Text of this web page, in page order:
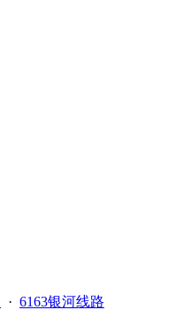
· 6163银河线路